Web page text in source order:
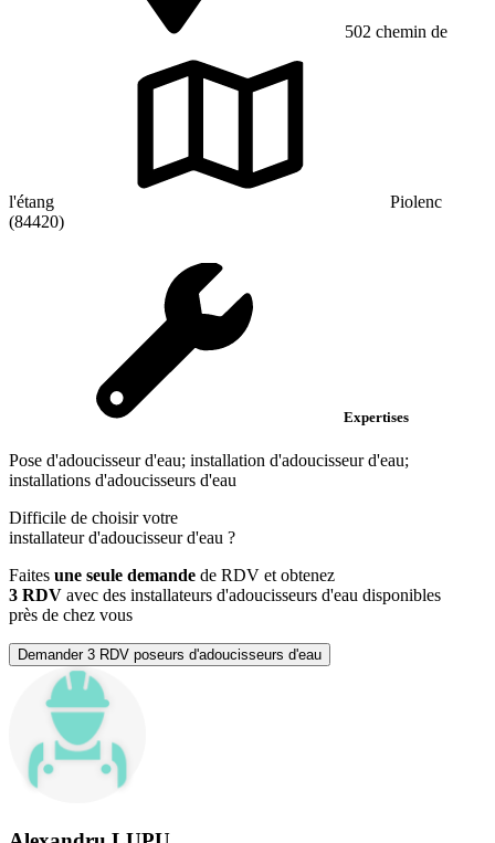
502 chemin de
l'étang
Piolenc
(84420)
Expertises
Pose d'adoucisseur d'eau; installation d'adoucisseur d'eau;
installations d'adoucisseurs d'eau
Difficile de choisir votre
installateur d'adoucisseur d'eau ?
Faites une seule demande de RDV et obtenez
3 RDV avec des installateurs d'adoucisseurs d'eau disponibles
près de chez vous
Demander 3 RDV poseurs d'adoucisseurs d'eau